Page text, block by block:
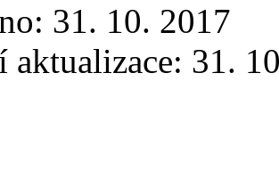
31. 10. 2017
aktualizace: 31.